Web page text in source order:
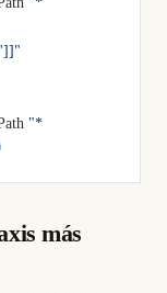
"*
más